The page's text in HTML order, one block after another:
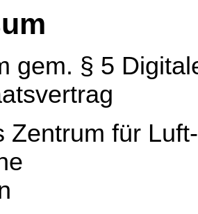
gem. § 5
Zentrum für